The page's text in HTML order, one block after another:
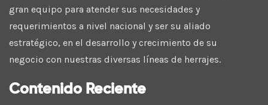
gran equipo para atender sus necesidades y
requerimientos a nivel nacional y ser su aliado
estratégico, en el desarrollo y crecimiento de su
negocio con nuestras diversas líneas de herrajes.
Contenido Reciente